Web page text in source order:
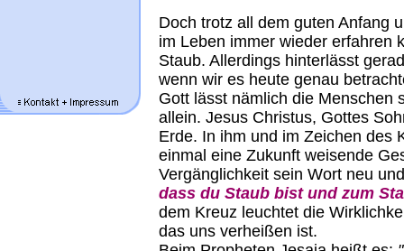
Doch trotz all dem guten Anfang
im Leben immer wieder erfahren
Staub. Allerdings hinterlässt
wenn wir es heute genau
Gott lässt nämlich die Menschen
allein. Jesus Christus, Gottes
Erde. In ihm und im Zeichen des
einmal eine Zukunft weisende
Vergänglichkeit sein Wort neu
dass du Staub bist und zum
dem Kreuz leuchtet die
das uns verheißen ist.